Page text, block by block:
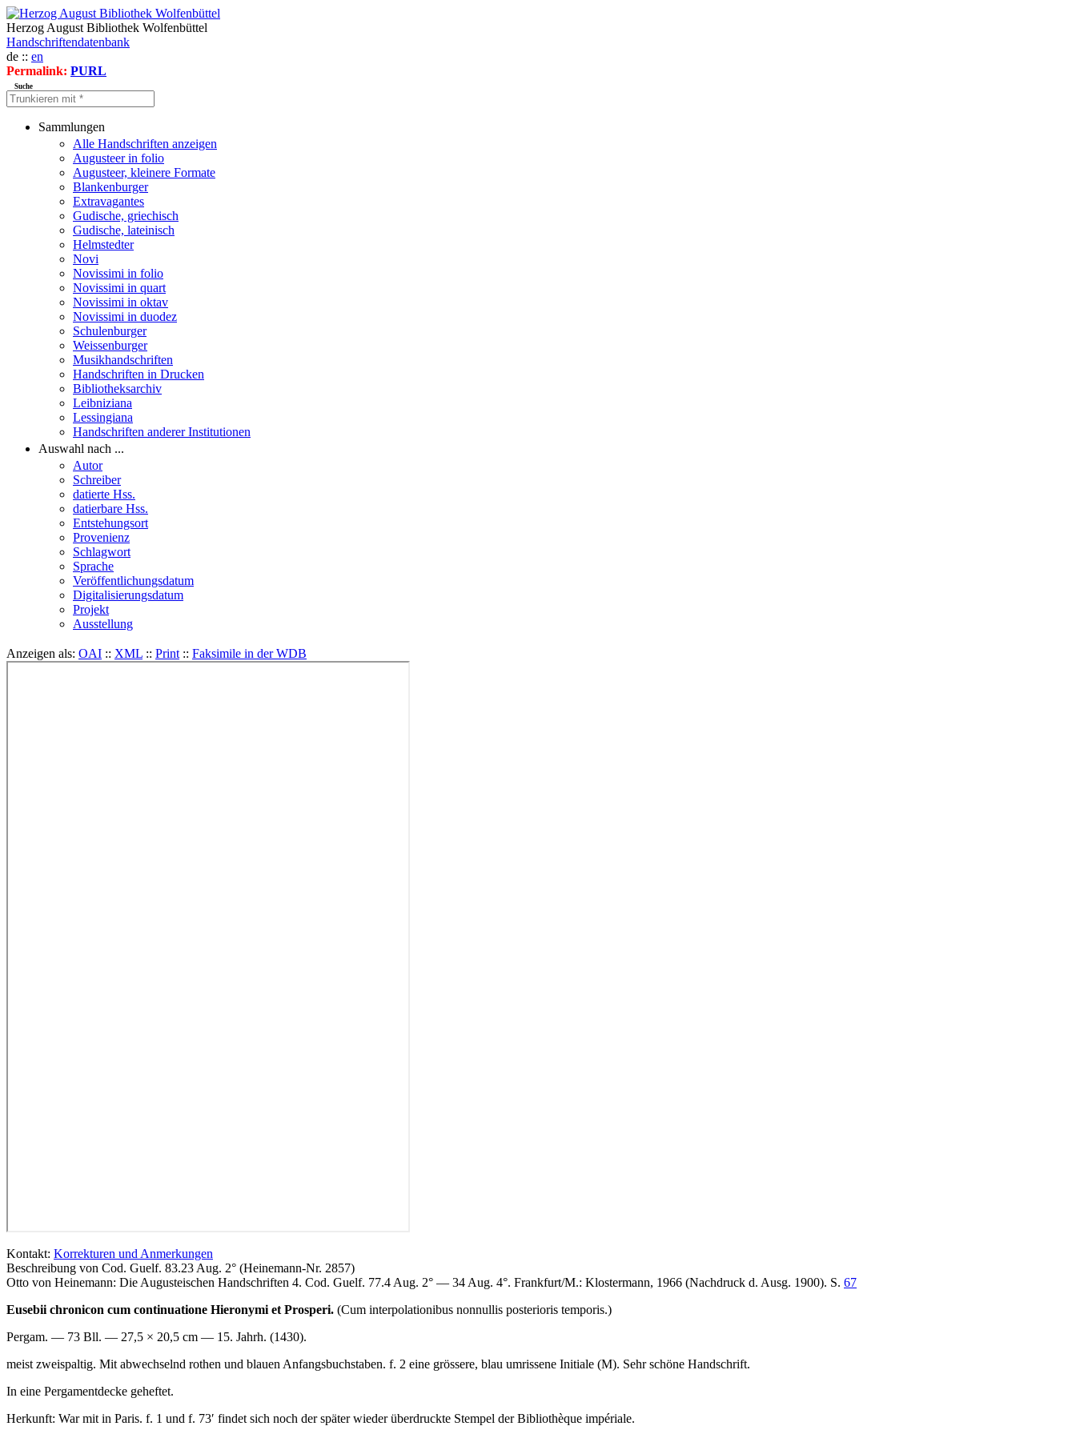
Herzog August Bibliothek Wolfenbüttel
Handschriftendatenbank
de :: en
Permalink: PURL
Suche
Sammlungen
Alle Handschriften anzeigen
Augusteer in folio
Augusteer, kleinere Formate
Blankenburger
Extravagantes
Gudische, griechisch
Gudische, lateinisch
Helmstedter
Novi
Novissimi in folio
Novissimi in quart
Novissimi in oktav
Novissimi in duodez
Schulenburger
Weissenburger
Musikhandschriften
Handschriften in Drucken
Bibliotheksarchiv
Leibniziana
Lessingiana
Handschriften anderer Institutionen
Auswahl nach ...
Autor
Schreiber
datierte Hss.
datierbare Hss.
Entstehungsort
Provenienz
Schlagwort
Sprache
Veröffentlichungsdatum
Digitalisierungsdatum
Projekt
Ausstellung
Anzeigen als: OAI :: XML :: Print :: Faksimile in der WDB
Kontakt: Korrekturen und Anmerkungen
Beschreibung von Cod. Guelf. 83.23 Aug. 2° (Heinemann-Nr. 2857)
Otto von Heinemann: Die Augusteischen Handschriften 4. Cod. Guelf. 77.4 Aug. 2° — 34 Aug. 4°. Frankfurt/M.: Klostermann, 1966 (Nachdruck d. Ausg. 1900). S. 67
Eusebii chronicon cum continuatione Hieronymi et Prosperi. (Cum interpolationibus nonnullis posterioris temporis.)
Pergam. — 73 Bll. — 27,5 × 20,5 cm — 15. Jahrh. (1430).
meist zweispaltig. Mit abwechselnd rothen und blauen Anfangsbuchstaben. f. 2 eine grössere, blau umrissene Initiale (M). Sehr schöne Handschrift.
In eine Pergamentdecke geheftet.
Herkunft: War mit in Paris. f. 1 und f. 73′ findet sich noch der später wieder überdruckte Stempel der Bibliothèque impériale.